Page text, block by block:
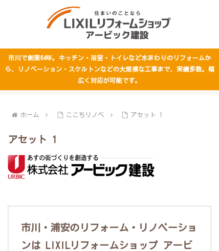
市川で創業64年。キッチン・浴室・トイレなど水まわりのリフォームか
ら、リノベーション・スケルトンなどの大規模な工事まで、実績多数。幅
広く対応が可能です。
ホーム ここちリノベ アセット 1
アセット 1
市川・浦安のリフォーム・リノベーショ
ンは LIXILリフォームショップ アービ